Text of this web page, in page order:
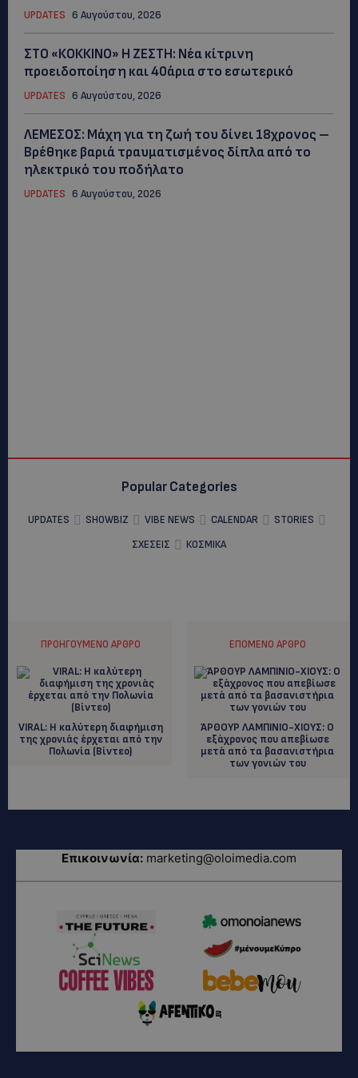
UPDATES 6 Αυγούστου, 2026
ΣΤΟ «ΚΟΚΚΙΝΟ» Η ΖΕΣΤΗ: Νέα κίτρινη
προειδοποίηση και 40άρια στο εσωτερικό
UPDATES 6 Αυγούστου, 2026
ΛΕΜΕΣΟΣ: Μάχη για τη ζωή του δίνει 18χρονος –
Βρέθηκε βαριά τραυματισμένος δίπλα από το
ηλεκτρικό του ποδήλατο
UPDATES 6 Αυγούστου, 2026
Popular Categories
UPDATES SHOWBIZ VIBE NEWS CALENDAR
STORIES
ΣΧΕΣΕΙΣ
ΚΟΣΜΙΚΑ
ΠΡΟΗΓΟΎΜΕΝΟ ΆΡΘΡΟ
VIRAL: Η καλύτερη διαφήμιση
της χρονιάς έρχεται από την
Πολωνία (Βίντεο)
ΕΠΌΜΕΝΟ ΆΡΘΡΟ
ΆΡΘΟΥΡ ΛΑΜΠΙΝΙΟ-ΧΙΟΥΣ: Ο
εξάχρονος που απεβίωσε
μετά από τα βασανιστήρια
των γονιών του
Επικοινωνία: marketing@oloimedia.com